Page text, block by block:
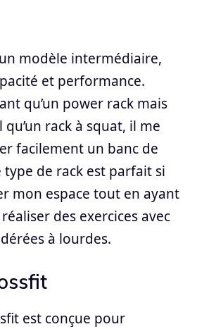
modèle intermédiaire,
et performance.
qu’un power rack mais
rack à squat, il me
facilement un banc de
type de rack est parfait si
mon espace tout en ayant
des exercices avec
à lourdes.
est conçue pour